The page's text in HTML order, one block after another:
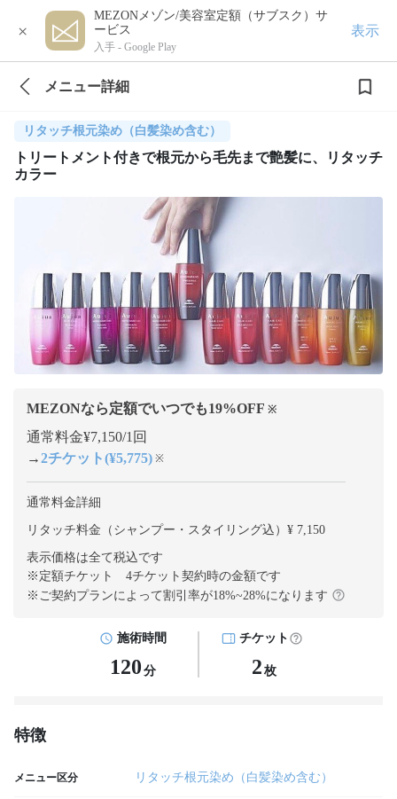
×
MEZONメゾン/美容室定額（サブスク）サ
ービス
入手 - Google Play
表示
メニュー詳細
リタッチ根元染め（白髪染め含む）
トリートメント付きで根元から毛先まで艶髪に、リタッチ
カラー
MEZONなら定額でいつでも19%OFF ※
通常料金¥7,150/1回
→2チケット(¥5,775) ※
通常料金詳細
リタッチ料金（シャンプー・スタイリング込）¥ 7,150
表示価格は全て税込です
※定額チケット 4チケット契約時の金額です
※ご契約プランによって割引率が18%~28%になります
施術時間
120 分
チケット
2 枚
特徴
メニュー区分 リタッチ根元染め（白髪染め含む）